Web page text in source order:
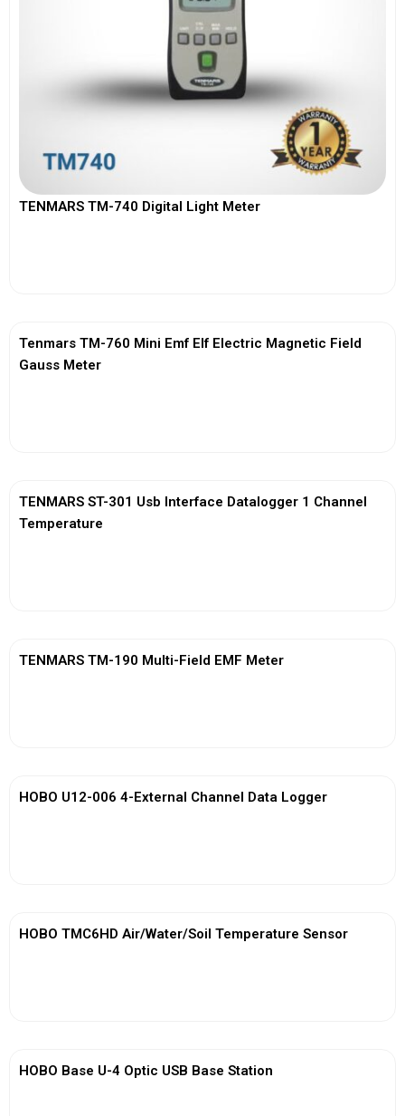
TENMARS TM-740 Digital Light Meter
Tenmars TM-760 Mini Emf Elf Electric Magnetic Field
Gauss Meter
TENMARS ST-301 Usb Interface Datalogger 1 Channel
Temperature
TENMARS TM-190 Multi-Field EMF Meter
HOBO U12-006 4-External Channel Data Logger
HOBO TMC6HD Air/Water/Soil Temperature Sensor
HOBO Base U-4 Optic USB Base Station